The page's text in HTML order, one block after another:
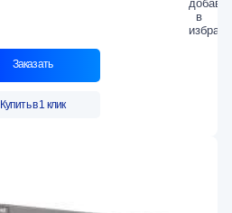
Заказать
Купить в 1 клик